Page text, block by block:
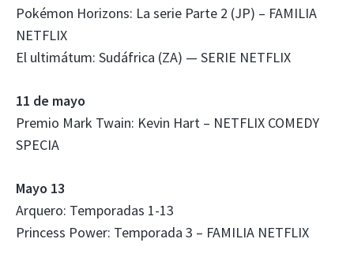
Pokémon Horizons: La serie Parte 2 (JP) – FAMILIA
NETFLIX
El ultimátum: Sudáfrica (ZA) — SERIE NETFLIX
11 de mayo
Premio Mark Twain: Kevin Hart – NETFLIX COMEDY
SPECIA
Mayo 13
Arquero: Temporadas 1-13
Princess Power: Temporada 3 – FAMILIA NETFLIX